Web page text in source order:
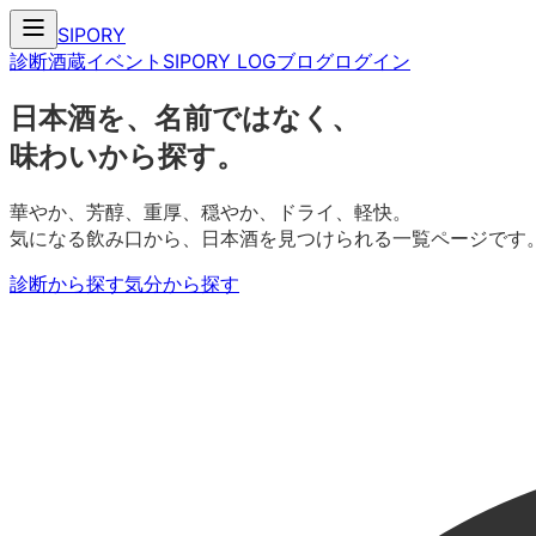
SIPORY
診断酒蔵イベント SIPORY LOGブログログイン
日本酒を、名前ではなく、
味わいから探す。
華やか、芳醇、重厚、穏やか、ドライ、軽快。
気になる飲み口から、日本酒を見つけられる一覧ページです
診断から探す気分から探す